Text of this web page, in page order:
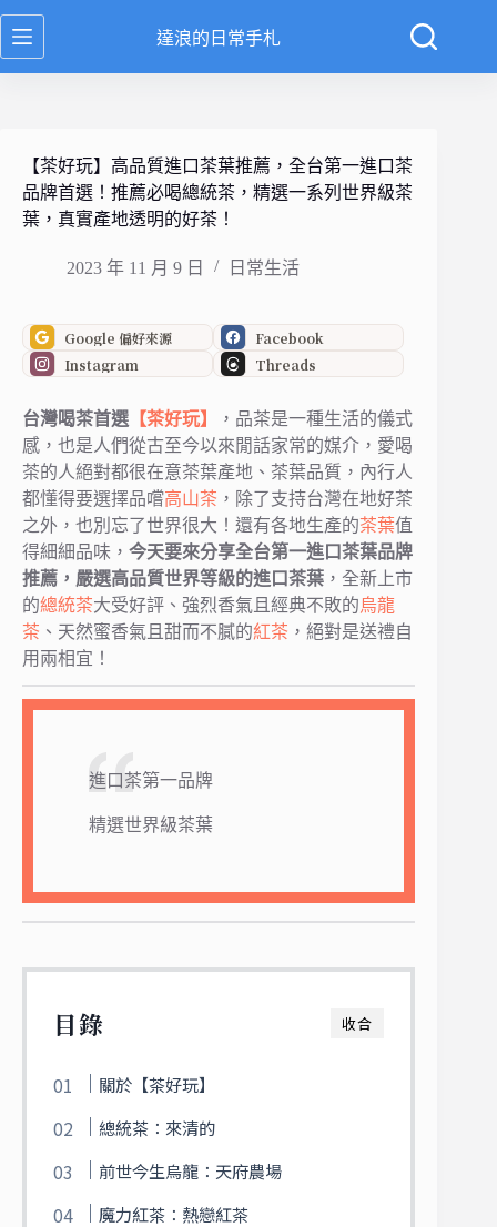
跳
至
達浪的日常手札
【茶好玩】高品質進口茶葉推薦，全台第一進口茶
品牌首選！推薦必喝總統茶，精選一系列世界級茶
葉，真實產地透明的好茶！
2023 年 11 月 9 日 日常生活
Google 偏好來源
Facebook
Instagram
Threads
台灣喝茶首選 【茶好玩】
，品茶是一種生活的儀式
感，也是人們從古至今以來閒話家常的媒介，愛喝
茶的人絕對都很在意茶葉產地、茶葉品質，內行人
都懂得要選擇品嚐高山茶 ，除了支持台灣在地好茶
之外，也別忘了世界很大！還有各地生產的茶葉值
得細細品味， 今天要來分享全台第一進口茶葉品牌
推薦，嚴選高品質世界等級的進口茶葉 ，全新上市
的總統茶大受好評、強烈香氣且經典不敗的烏龍
茶 、天然蜜香氣且甜而不膩的紅茶 ，絕對是送禮自
用兩相宜！
進口茶第一品牌
精選世界級茶葉
收合
目錄
關於【茶好玩】
總統茶：來清的
前世今生烏龍：天府農場
魔力紅茶：熱戀紅茶